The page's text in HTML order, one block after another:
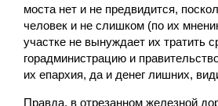
моста нет и не предвидится,
человек и не слишком (по их
участке не вынуждает их тратить
горадминистрацию и
их епархия, да и денег лишних,
Правда, в отрезанном железной